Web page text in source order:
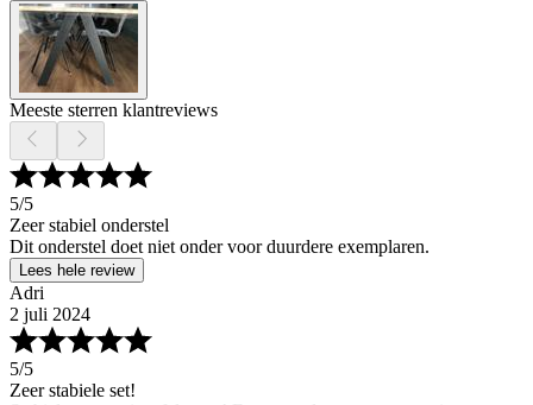
Meeste sterren klantreviews
5/5
Zeer stabiel onderstel
Dit onderstel doet niet onder voor duurdere exemplaren.
Lees hele review
Adri
2 juli 2024
5/5
Zeer stabiele set!